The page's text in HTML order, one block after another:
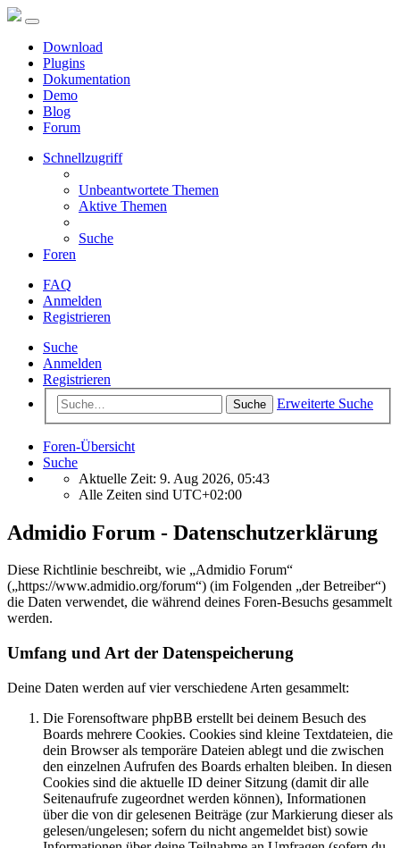
Download
Plugins
Dokumentation
Demo
Blog
Forum
Schnellzugriff
Unbeantwortete Themen
Aktive Themen
Suche
Foren
FAQ
Anmelden
Registrieren
Suche
Anmelden
Registrieren
Suche Erweiterte Suche
Foren-Übersicht
Suche
Aktuelle Zeit: 9. Aug 2026, 05:43
Alle Zeiten sind UTC+02:00
Admidio Forum - Datenschutzerklärung
Diese Richtlinie beschreibt, wie „Admidio Forum“
(„https://www.admidio.org/forum“) (im Folgenden „der Betreiber“)
die Daten verwendet, die während deines Foren-Besuchs gesammelt
werden.
Umfang und Art der Datenspeicherung
Deine Daten werden auf vier verschiedene Arten gesammelt:
Die Forensoftware phpBB erstellt bei deinem Besuch des
Boards mehrere Cookies. Cookies sind kleine Textdateien, die
dein Browser als temporäre Dateien ablegt und die zwischen
den einzelnen Aufrufen des Boards erhalten bleiben. In diesen
Cookies sind die aktuelle ID deiner Sitzung (damit dir alle
Seitenaufrufe zugeordnet werden können), Informationen
über die von dir gelesenen Beiträge (zur Markierung dieser als
gelesen/ungelesen; sofern du nicht angemeldet bist) sowie